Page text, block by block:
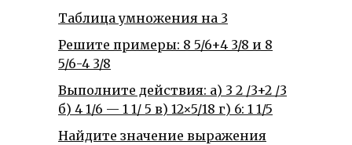
Таблица умножения на 3
Решите примеры: 8 5/6+4 3/8 и 8
5/6-4 3/8
Выполните действия: а) 3 2 /3+2 /3
б) 4 1/6 — 1 1/ 5 в) 12×5/18 г) 6: 1 1/5
Найдите значение выражения